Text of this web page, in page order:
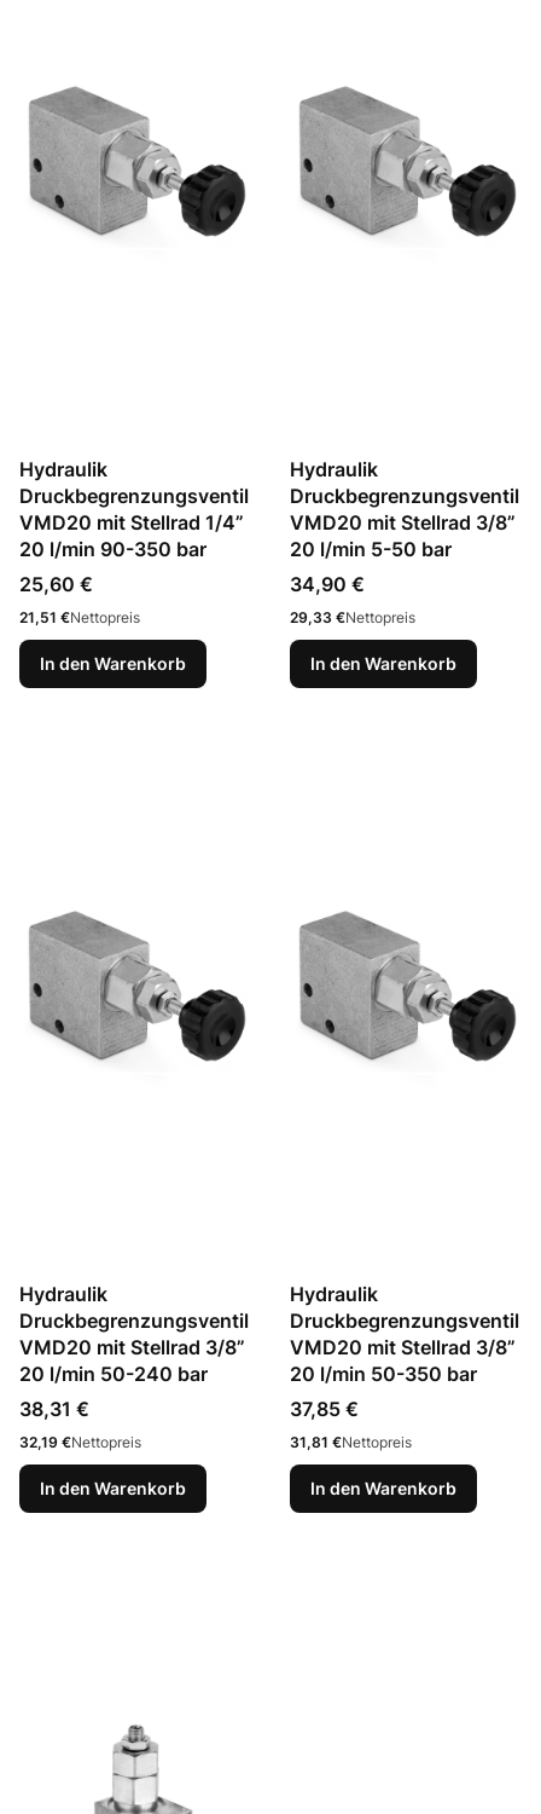
Hydraulik
Druckbegrenzungsventil
VMD20 mit Stellrad 1/4”
20 l/min 90-350 bar
Preis
25,60 €
Preis
21,51 €Nettopreis
In den Warenkorb
Hydraulik
Druckbegrenzungsventil
VMD20 mit Stellrad 3/8”
20 l/min 5-50 bar
Preis
34,90 €
Preis
29,33 €Nettopreis
In den Warenkorb
Hydraulik
Druckbegrenzungsventil
VMD20 mit Stellrad 3/8”
20 l/min 50-240 bar
Preis
38,31 €
Preis
32,19 €Nettopreis
In den Warenkorb
Hydraulik
Druckbegrenzungsventil
VMD20 mit Stellrad 3/8”
20 l/min 50-350 bar
Preis
37,85 €
Preis
31,81 €Nettopreis
In den Warenkorb